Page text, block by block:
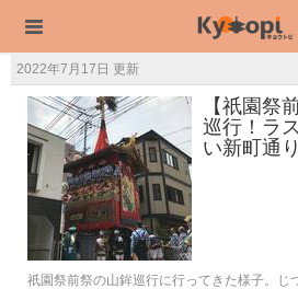
2022年7月17日 更新
【祇園祭
巡行！ラ
い新町通
祇園祭前祭の山鉾巡行に行ってきた様子。じ